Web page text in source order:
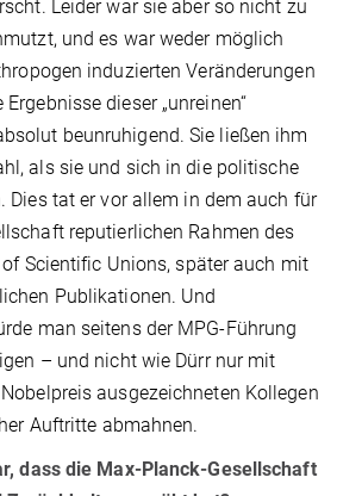
Leider war sie aber so nicht zu
und es war weder möglich
induzierten Veränderungen
dieser „unreinen“
beunruhigend. Sie ließen ihm
als sie und sich in die politische
Dies tat er vor allem in dem auch für
reputierlichen Rahmen des
Scientific Unions, später auch mit
Publikationen. Und
man seitens der MPG-Führung
– und nicht wie Dürr nur mit
ausgezeichneten Kollegen
Auftritte abmahnen.
dass die Max-Planck-Gesellschaft